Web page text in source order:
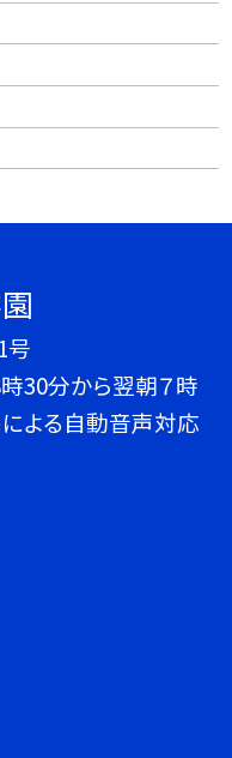
号
30分から翌朝７時
よる自動音声対応